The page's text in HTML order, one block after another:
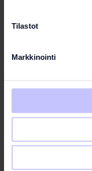
Tilastot
Markkinointi